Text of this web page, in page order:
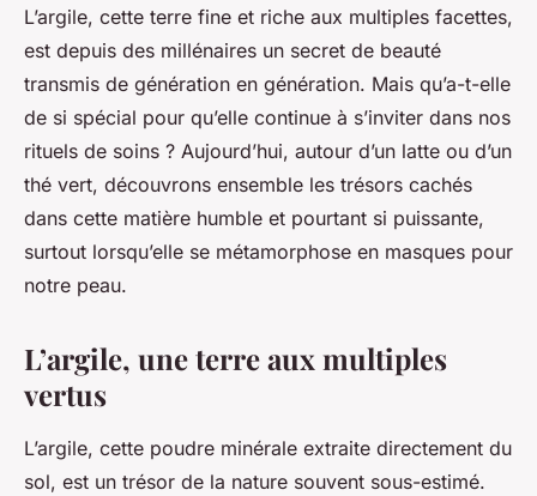
Quels sont les bienfaits de
l'argile dans les masques pour
la peau ?
François•3 janvier 2024•4 min de lecture
L’argile, cette terre fine et riche aux multiples facettes,
est depuis des millénaires un secret de beauté
transmis de génération en génération. Mais qu’a-t-elle
de si spécial pour qu’elle continue à s’inviter dans nos
rituels de soins ? Aujourd’hui, autour d’un latte ou d’un
thé vert, découvrons ensemble les trésors cachés
dans cette matière humble et pourtant si puissante,
surtout lorsqu’elle se métamorphose en masques pour
notre peau.
L’argile, une terre aux multiples
vertus
L’argile, cette poudre minérale extraite directement du
sol, est un trésor de la nature souvent sous-estimé.